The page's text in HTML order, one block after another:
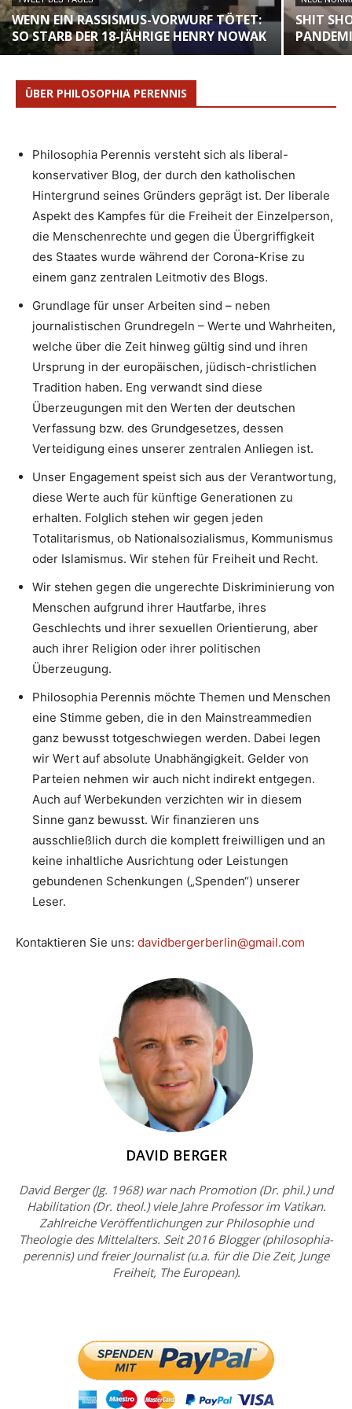
WENN EIN RASSISMUS-VORWURF TÖTET:
SO STARB DER 18-JÄHRIGE HENRY NOWAK
SHIT
ÜBER PHILOSOPHIA PERENNIS
Philosophia Perennis versteht sich als liberal-
konservativer Blog, der durch den katholischen
Hintergrund seines Gründers geprägt ist. Der liberale
Aspekt des Kampfes für die Freiheit der Einzelperson,
die Menschenrechte und gegen die Übergriffigkeit
des Staates wurde während der Corona-Krise zu
einem ganz zentralen Leitmotiv des Blogs.
Grundlage für unser Arbeiten sind – neben
journalistischen Grundregeln – Werte und Wahrheiten,
welche über die Zeit hinweg gültig sind und ihren
Ursprung in der europäischen, jüdisch-christlichen
Tradition haben. Eng verwandt sind diese
Überzeugungen mit den Werten der deutschen
Verfassung bzw. des Grundgesetzes, dessen
Verteidigung eines unserer zentralen Anliegen ist.
Unser Engagement speist sich aus der Verantwortung,
diese Werte auch für künftige Generationen zu
erhalten. Folglich stehen wir gegen jeden
Totalitarismus, ob Nationalsozialismus, Kommunismus
oder Islamismus. Wir stehen für Freiheit und Recht.
Wir stehen gegen die ungerechte Diskriminierung von
Menschen aufgrund ihrer Hautfarbe, ihres
Geschlechts und ihrer sexuellen Orientierung, aber
auch ihrer Religion oder ihrer politischen
Überzeugung.
Philosophia Perennis möchte Themen und Menschen
eine Stimme geben, die in den Mainstreammedien
ganz bewusst totgeschwiegen werden. Dabei legen
wir Wert auf absolute Unabhängigkeit. Gelder von
Parteien nehmen wir auch nicht indirekt entgegen.
Auch auf Werbekunden verzichten wir in diesem
Sinne ganz bewusst. Wir finanzieren uns
ausschließlich durch die komplett freiwilligen und an
keine inhaltliche Ausrichtung oder Leistungen
gebundenen Schenkungen („Spenden“) unserer
Leser.
Kontaktieren Sie uns: davidbergerberlin@gmail.com
DAVID BERGER
David Berger (Jg. 1968) war nach Promotion (Dr. phil.) und
Habilitation (Dr. theol.) viele Jahre Professor im Vatikan.
Zahlreiche Veröffentlichungen zur Philosophie und
Theologie des Mittelalters. Seit 2016 Blogger (philosophia-
perennis) und freier Journalist (u.a. für die Die Zeit, Junge
Freiheit, The European).